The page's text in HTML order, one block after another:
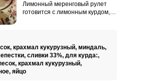
Лимонный меренговый рулет
готовится с лимонным курдом,
сладкий вкус и цитрусовый
аромат сделает ваш десерт
неповторимо вкусным.
крахмал кукурузный, миндаль,
сливки 33%, для курда:,
крахмал кукурузный,
яйцо